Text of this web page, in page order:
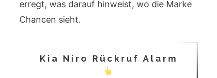
erregt, was darauf hinweist, wo die Marke
Chancen sieht.
Kia Niro Rückruf Alarm